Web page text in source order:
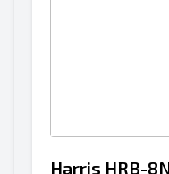
Harris HRB-